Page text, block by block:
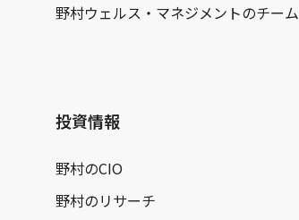
野村ウェルス・マネジメントのチーム
投資情報
野村のCIO
野村のリサーチ